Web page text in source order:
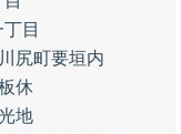
目
川尻町要垣内
休
地